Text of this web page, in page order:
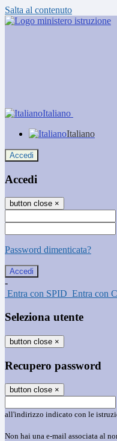
Salta al contenuto
Italiano
Italiano
Accedi
Accedi
button close ×
Password dimenticata?
-
Entra con SPID Entra con
Seleziona utente
button close ×
Recupero password
button close ×
all'indirizzo indicato con le
Non hai una e-mail associata al